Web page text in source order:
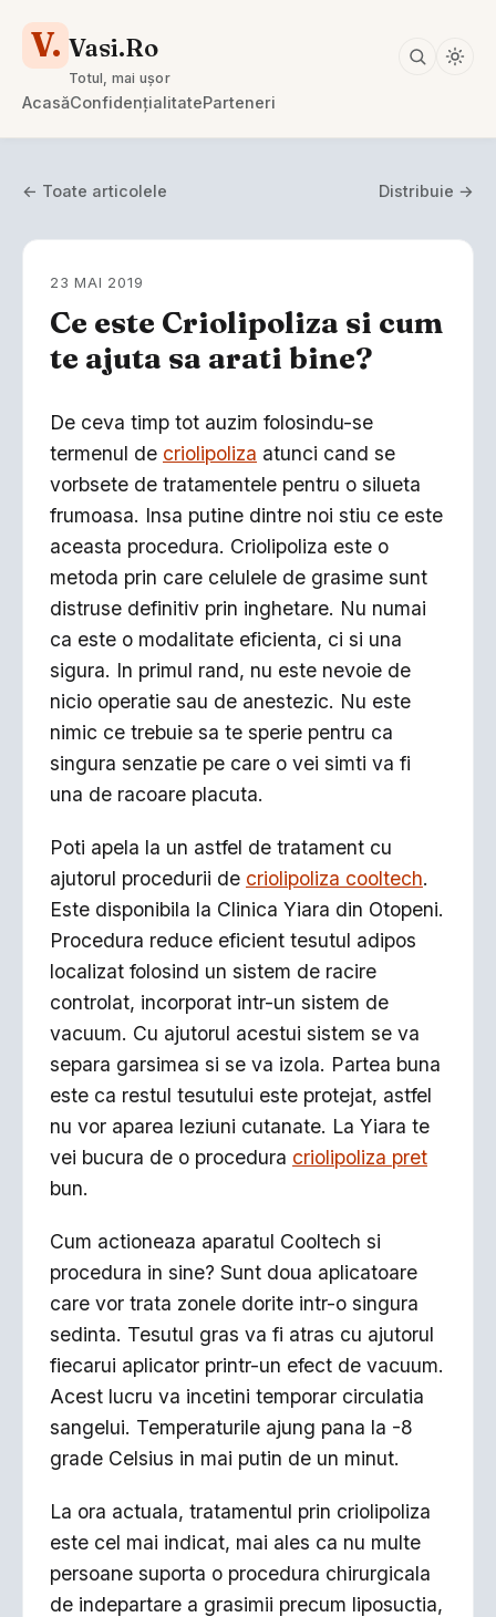
V. Vasi.Ro
Totul, mai ușor
AcasăConfidențialitateParteneri
← Toate articolele Distribuie →
23 MAI 2019
Ce este Criolipoliza si cum
te ajuta sa arati bine?
De ceva timp tot auzim folosindu-se
termenul de criolipoliza atunci cand se
vorbsete de tratamentele pentru o silueta
frumoasa. Insa putine dintre noi stiu ce este
aceasta procedura. Criolipoliza este o
metoda prin care celulele de grasime sunt
distruse definitiv prin inghetare. Nu numai
ca este o modalitate eficienta, ci si una
sigura. In primul rand, nu este nevoie de
nicio operatie sau de anestezic. Nu este
nimic ce trebuie sa te sperie pentru ca
singura senzatie pe care o vei simti va fi
una de racoare placuta.
Poti apela la un astfel de tratament cu
ajutorul procedurii de criolipoliza cooltech.
Este disponibila la Clinica Yiara din Otopeni.
Procedura reduce eficient tesutul adipos
localizat folosind un sistem de racire
controlat, incorporat intr-un sistem de
vacuum. Cu ajutorul acestui sistem se va
separa garsimea si se va izola. Partea buna
este ca restul tesutului este protejat, astfel
nu vor aparea leziuni cutanate. La Yiara te
vei bucura de o procedura criolipoliza pret
bun.
Cum actioneaza aparatul Cooltech si
procedura in sine? Sunt doua aplicatoare
care vor trata zonele dorite intr-o singura
sedinta. Tesutul gras va fi atras cu ajutorul
fiecarui aplicator printr-un efect de vacuum.
Acest lucru va incetini temporar circulatia
sangelui. Temperaturile ajung pana la -8
grade Celsius in mai putin de un minut.
La ora actuala, tratamentul prin criolipoliza
este cel mai indicat, mai ales ca nu multe
persoane suporta o procedura chirurgicala
de indepartare a grasimii precum liposuctia,